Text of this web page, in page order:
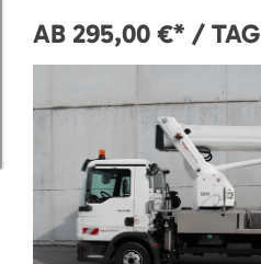
AB 295,00 €* / TAG